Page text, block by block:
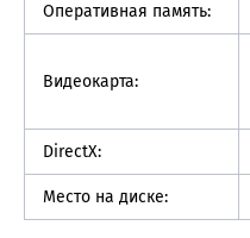
Оперативная память:
Видеокарта:
DirectX:
Место на диске: